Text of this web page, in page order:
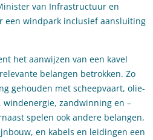
van Infrastructuur en
een windpark inclusief aansluiting
het aanwijzen van een kavel
belangen betrokken. Zo
gehouden met scheepvaart, olie-
windenergie, zandwinning en –
spelen ook andere belangen,
en kabels en leidingen een